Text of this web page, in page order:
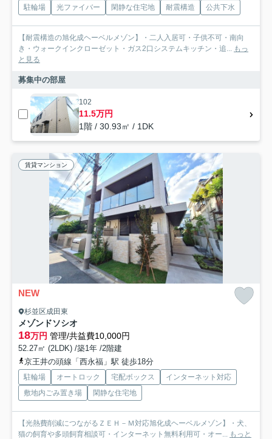
駐輪場 光ファイバー 閑静な住宅地 耐震構造 公共下水
【耐震構造の旭化成ヘーベルメゾン】・二人入居可・子供不可・南向
き・ウォークインクローゼット・ガス2口システムキッチン・追... もっ
と見る
募集中の部屋
102
11.5万円
1階 / 30.93㎡ / 1DK
賃貸マンション
NEW
杉並区成田東
メゾンドソシオ
18万円 管理/共益費10,000円
52.27㎡ (2LDK) /築1年 /2階建
京王井の頭線「西永福」駅 徒歩18分
駐輪場 オートロック 宅配ボックス
インターネット対応
敷地内ごみ置き場
閑静な住宅地
【光熱費削減につながるＺＥＨ－Ｍ対応旭化成ヘーベルメゾン】・犬、
猫の飼育や多頭飼育相談可・インターネット無料利用可・オー... もっと